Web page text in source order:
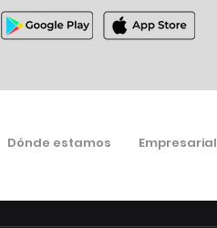
Dónde estamos Empresarial